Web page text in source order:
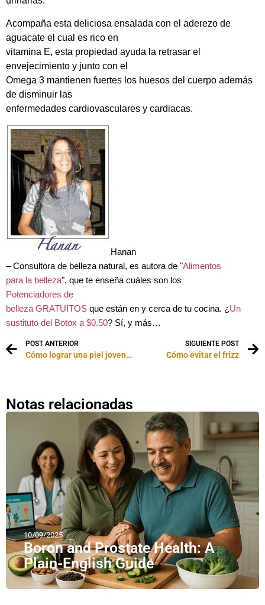
Acompaña esta deliciosa ensalada con el aderezo de
aguacate el cual es rico en
vitamina E, esta propiedad ayuda la retrasar el
envejecimiento y junto con el
Omega 3 mantienen fuertes los huesos del cuerpo además
de disminuir las
enfermedades cardiovasculares y cardiacas.
Hanan
– Consultora de belleza natural, es autora de "Alimentos
para la belleza", que te enseña cuáles son los
Potenciadores de
belleza GRATUITOS que están en y cerca de tu cocina. ¿ Un
sustituto del Botox a $0.50? Sí, y más…
POST ANTERIOR
Cómo lograr una piel joven sin cirugía
SIGUIENTE POST
Cómo evitar el frizz
Notas relacionadas
10/09/2025
Boron and Prostate Health: A
Plain-English Guide